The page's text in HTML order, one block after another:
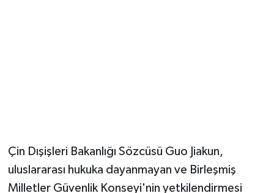
Çin Dışişleri Bakanlığı Sözcüsü Guo Jiakun,
uluslararası hukuka dayanmayan ve Birleşmiş
Milletler Güvenlik Konseyi'nin yetkilendirmesi